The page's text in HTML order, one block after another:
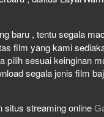
baru , tentu segala
film yang kami
sesuai keinginan
segala jenis film
situs streaming online